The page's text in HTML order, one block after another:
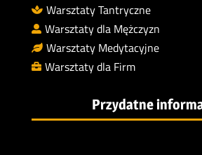
 Warsztaty Tantryczne
 Warsztaty dla Mężczyzn
 Warsztaty Medytacyjne
 Warsztaty dla Firm
Przydatne